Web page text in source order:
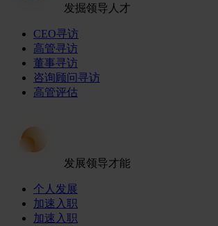
发掘领导人才
CEO寻访
高管寻访
董事寻访
咨询顾问寻访
高管评估
发展领导才能
个人发展
加速入职
加速入职